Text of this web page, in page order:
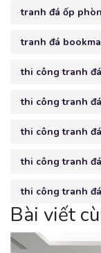
tranh đá ốp
tranh đá
thi công tranh
thi công tranh
thi công tranh
thi công tranh
thi công tranh
Bài viết